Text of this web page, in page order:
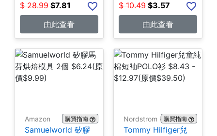
$ 28.99 $7.81
由此查看
$ 10.49 $3.57
由此查看
Amazon 購買指南
Samuelworld 矽膠
Nordstrom Rack購買指南
Tommy Hilfiger兒